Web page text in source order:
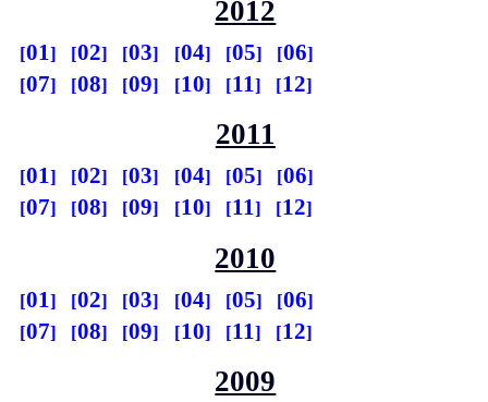
2012
01 02 03 04 05
06
07
08 09 10 11 12
2011
01 02 03 04 05
06
07
08 09 10 11 12
2010
01 02 03 04 05
06
07
08 09 10 11 12
2009